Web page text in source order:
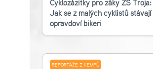
Cyklozážitky pro žáky ZŠ Troja:
Jak se z malých cyklistů stávají
opravdoví bikeři
REPORTÁŽE Z KEMPŮ